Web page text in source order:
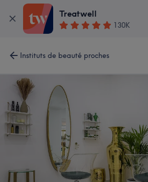
Treatwell
130K
Instituts de beauté proches